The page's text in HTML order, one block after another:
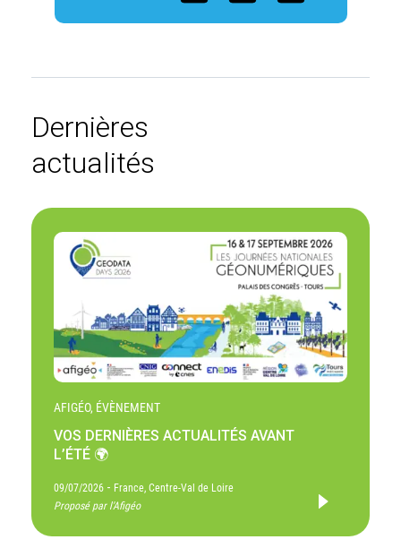
Dernières
actualités
AFIGÉO, ÉVÈNEMENT
VOS DERNIÈRES ACTUALITÉS AVANT
L’ÉTÉ 🌍
09/07/2026 - France, Centre-Val de Loire
Proposé par l'Afigéo